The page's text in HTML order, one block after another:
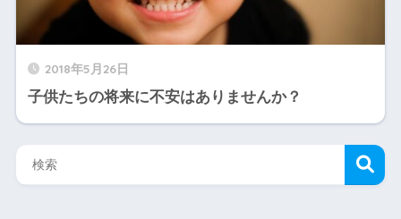
2018年5月26日
子供たちの将来に不安はありませんか？